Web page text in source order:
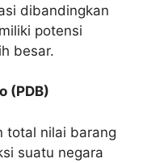
dibandingkan
potensi
besar.
(PDB)
total nilai barang
suatu negara